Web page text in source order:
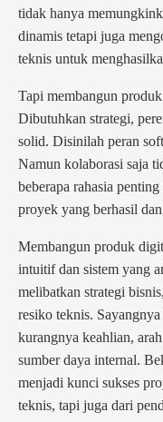
tidak hanya
dinamis tetapi juga
teknis untuk
Tapi membangun
Dibutuhkan strategi,
solid. Disinilah peran
Namun kolaborasi saja
beberapa rahasia
proyek yang berhasil
Membangun produk
intuitif dan sistem yang
melibatkan strategi
resiko teknis.
kurangnya keahlian,
sumber daya internal.
menjadi kunci sukses
teknis, tapi juga dari